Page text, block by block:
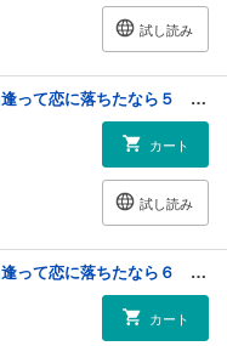
試し読み
悪役令嬢と悪役令息が、出逢って恋に落ちたなら５ ～名無しの精霊と契約して追い出された令嬢は、今日も令息と競い合っているようです～【電子ＳＳ特典付き】
カート
試し読み
悪役令嬢と悪役令息が、出逢って恋に落ちたなら６ ～名無しの精霊と契約して追い出された令嬢は、今日も令息と競い合っているようです～【電子ＳＳ特典付き】
カート